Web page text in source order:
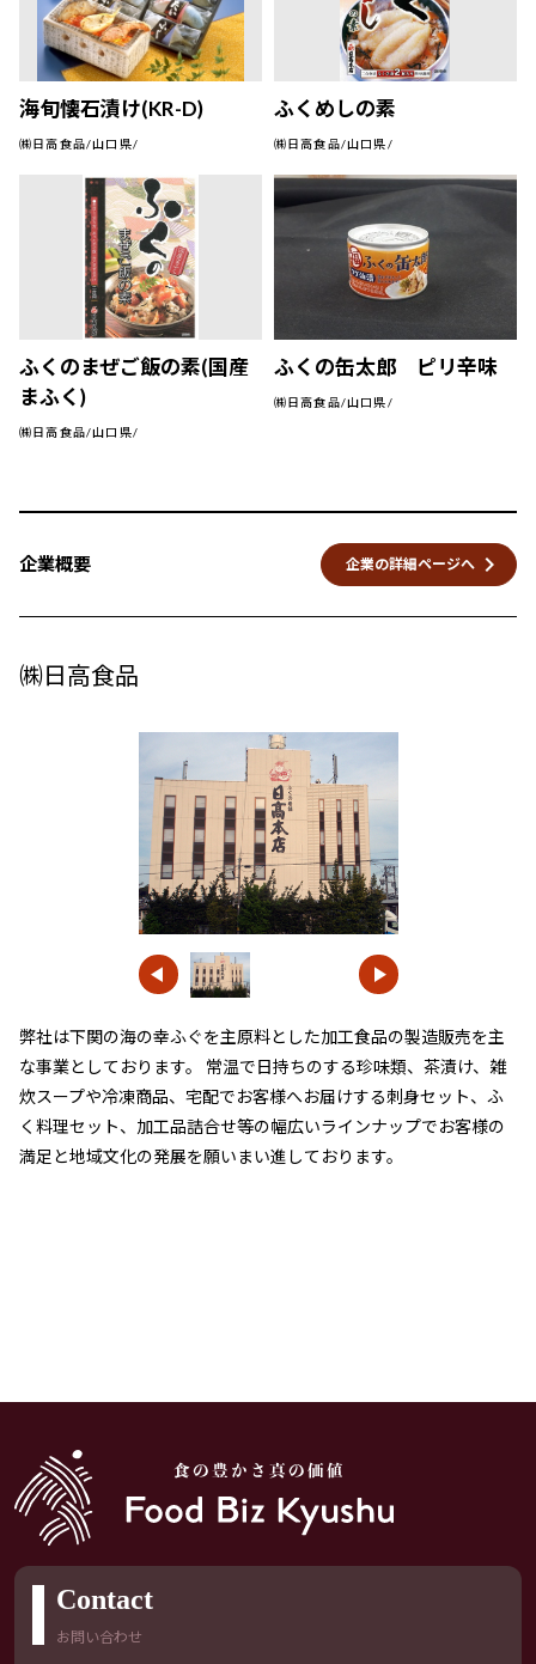
海旬懐石漬け(KR-D)
㈱日高食品/山口県/
ふくめしの素
㈱日高食品/山口県/
ふくのまぜご飯の素(国産
まふく)
㈱日高食品/山口県/
ふくの缶太郎 ピリ辛味
㈱日高食品/山口県/
企業概要 企業の詳細ページへ keyboard_arrow_right
㈱日高食品
弊社は下関の海の幸ふぐを主原料とした加工食品の製造販売を主
な事業としております。 常温で日持ちのする珍味類、茶漬け、雑
炊スープや冷凍商品、宅配でお客様へお届けする刺身セット、ふ
く料理セット、加工品詰合せ等の幅広いラインナップでお客様の
満足と地域文化の発展を願いまい進しております。
Contact
お問い合わせ